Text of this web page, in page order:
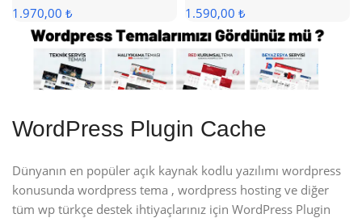
1.970,00 ₺ 1.590,00 ₺
WordPress Plugin Cache
Dünyanın en popüler açık kaynak kodlu yazılımı wordpress
konusunda wordpress tema , wordpress hosting ve diğer
tüm wp türkçe destek ihtiyaçlarınız için WordPress Plugin